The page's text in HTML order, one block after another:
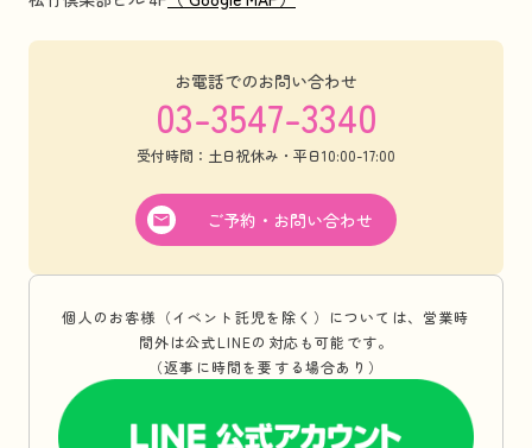
お電話でのお問い合わせ
03-3547-3340
受付時間：土日祝休み・平日10:00-17:00
ご予約・お問い合わせ
個人のお客様（イベント託児を除く）については、営業時
間外は公式LINEの対応も可能です。
（返事に時間を要する場合あり）